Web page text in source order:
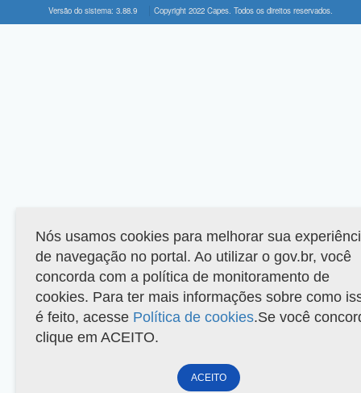
Versão do sistema: 3.88.9 Copyright 2022 Capes. Todos os direitos reservados.
Nós usamos cookies para melhorar sua
de navegação no portal. Ao utilizar o gov.br, você
concorda com a política de monitoramento de
cookies. Para ter mais informações sobre como
é feito, acesse Política de cookies.Se você
clique em ACEITO.
ACEITO